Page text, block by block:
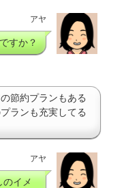
アヤ
すか？
節約プランもある
ランも充実してる
アヤ
のイメ